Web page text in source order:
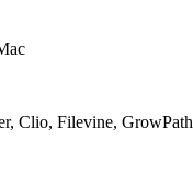
Clio, Filevine, GrowPath